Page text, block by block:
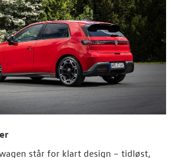
står for klart design – tidløst,